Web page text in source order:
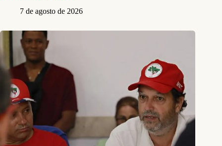
7 de agosto de 2026